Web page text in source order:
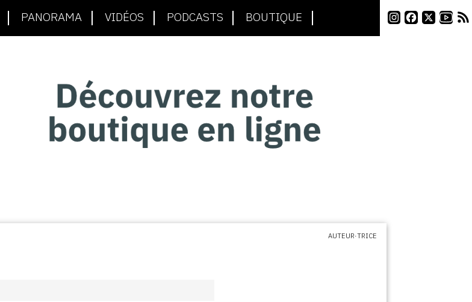
PANORAMA VIDÉOS PODCASTS BOUTIQUE
AUTEUR·TRICE